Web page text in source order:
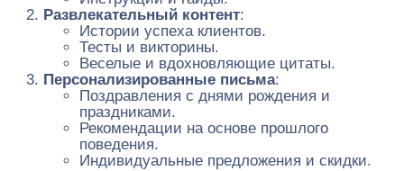
Развлекательный контент:
Истории успеха клиентов.
Тесты и викторины.
Веселые и вдохновляющие цитаты.
Персонализированные письма:
Поздравления с днями рождения и
праздниками.
Рекомендации на основе прошлого
поведения.
Индивидуальные предложения и скидки.